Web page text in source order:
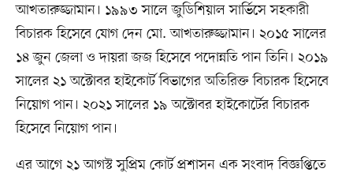
আখতারুজ্জামান। ১৯৯৩ সালে জুডিশিয়াল সার্ভিসে সহকারী
বিচারক হিসেবে যোগ দেন মো. আখতারুজ্জামান। ২০১৫ সালের
১৪ জুন জেলা ও দায়রা জজ হিসেবে পদোন্নতি পান তিনি। ২০১৯
সালের ২১ অক্টোবর হাইকোর্ট বিভাগের অতিরিক্ত বিচারক হিসেবে
নিয়োগ পান। ২০২১ সালের ১৯ অক্টোবর হাইকোর্টের বিচারক
হিসেবে নিয়োগ পান।
এর আগে ২১ আগস্ট সুপ্রিম কোর্ট প্রশাসন এক সংবাদ বিজ্ঞপ্তিতে